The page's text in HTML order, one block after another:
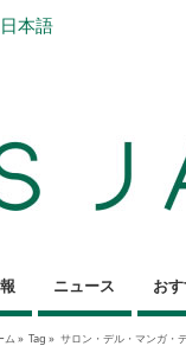
日本語
ニュース お
ム » Tag » サロン・デル・マンガ・